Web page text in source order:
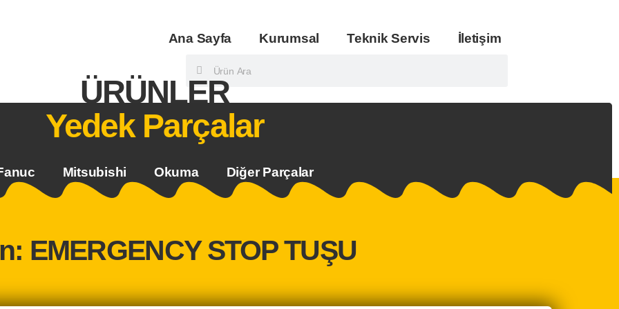
Ana Sayfa Kurumsal Teknik Servis İletişim
ÜRÜNLER
Yedek Parçalar
Mitsubishi Okuma Diğer Parçalar
EMERGENCY STOP TUŞU